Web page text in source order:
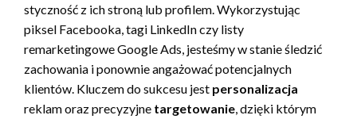
styczność z ich stroną lub profilem. Wykorzystując
piksel Facebooka, tagi LinkedIn czy listy
remarketingowe Google Ads, jesteśmy w stanie śledzić
zachowania i ponownie angażować potencjalnych
klientów. Kluczem do sukcesu jest personalizacja
reklam oraz precyzyjne targetowanie, dzięki którym